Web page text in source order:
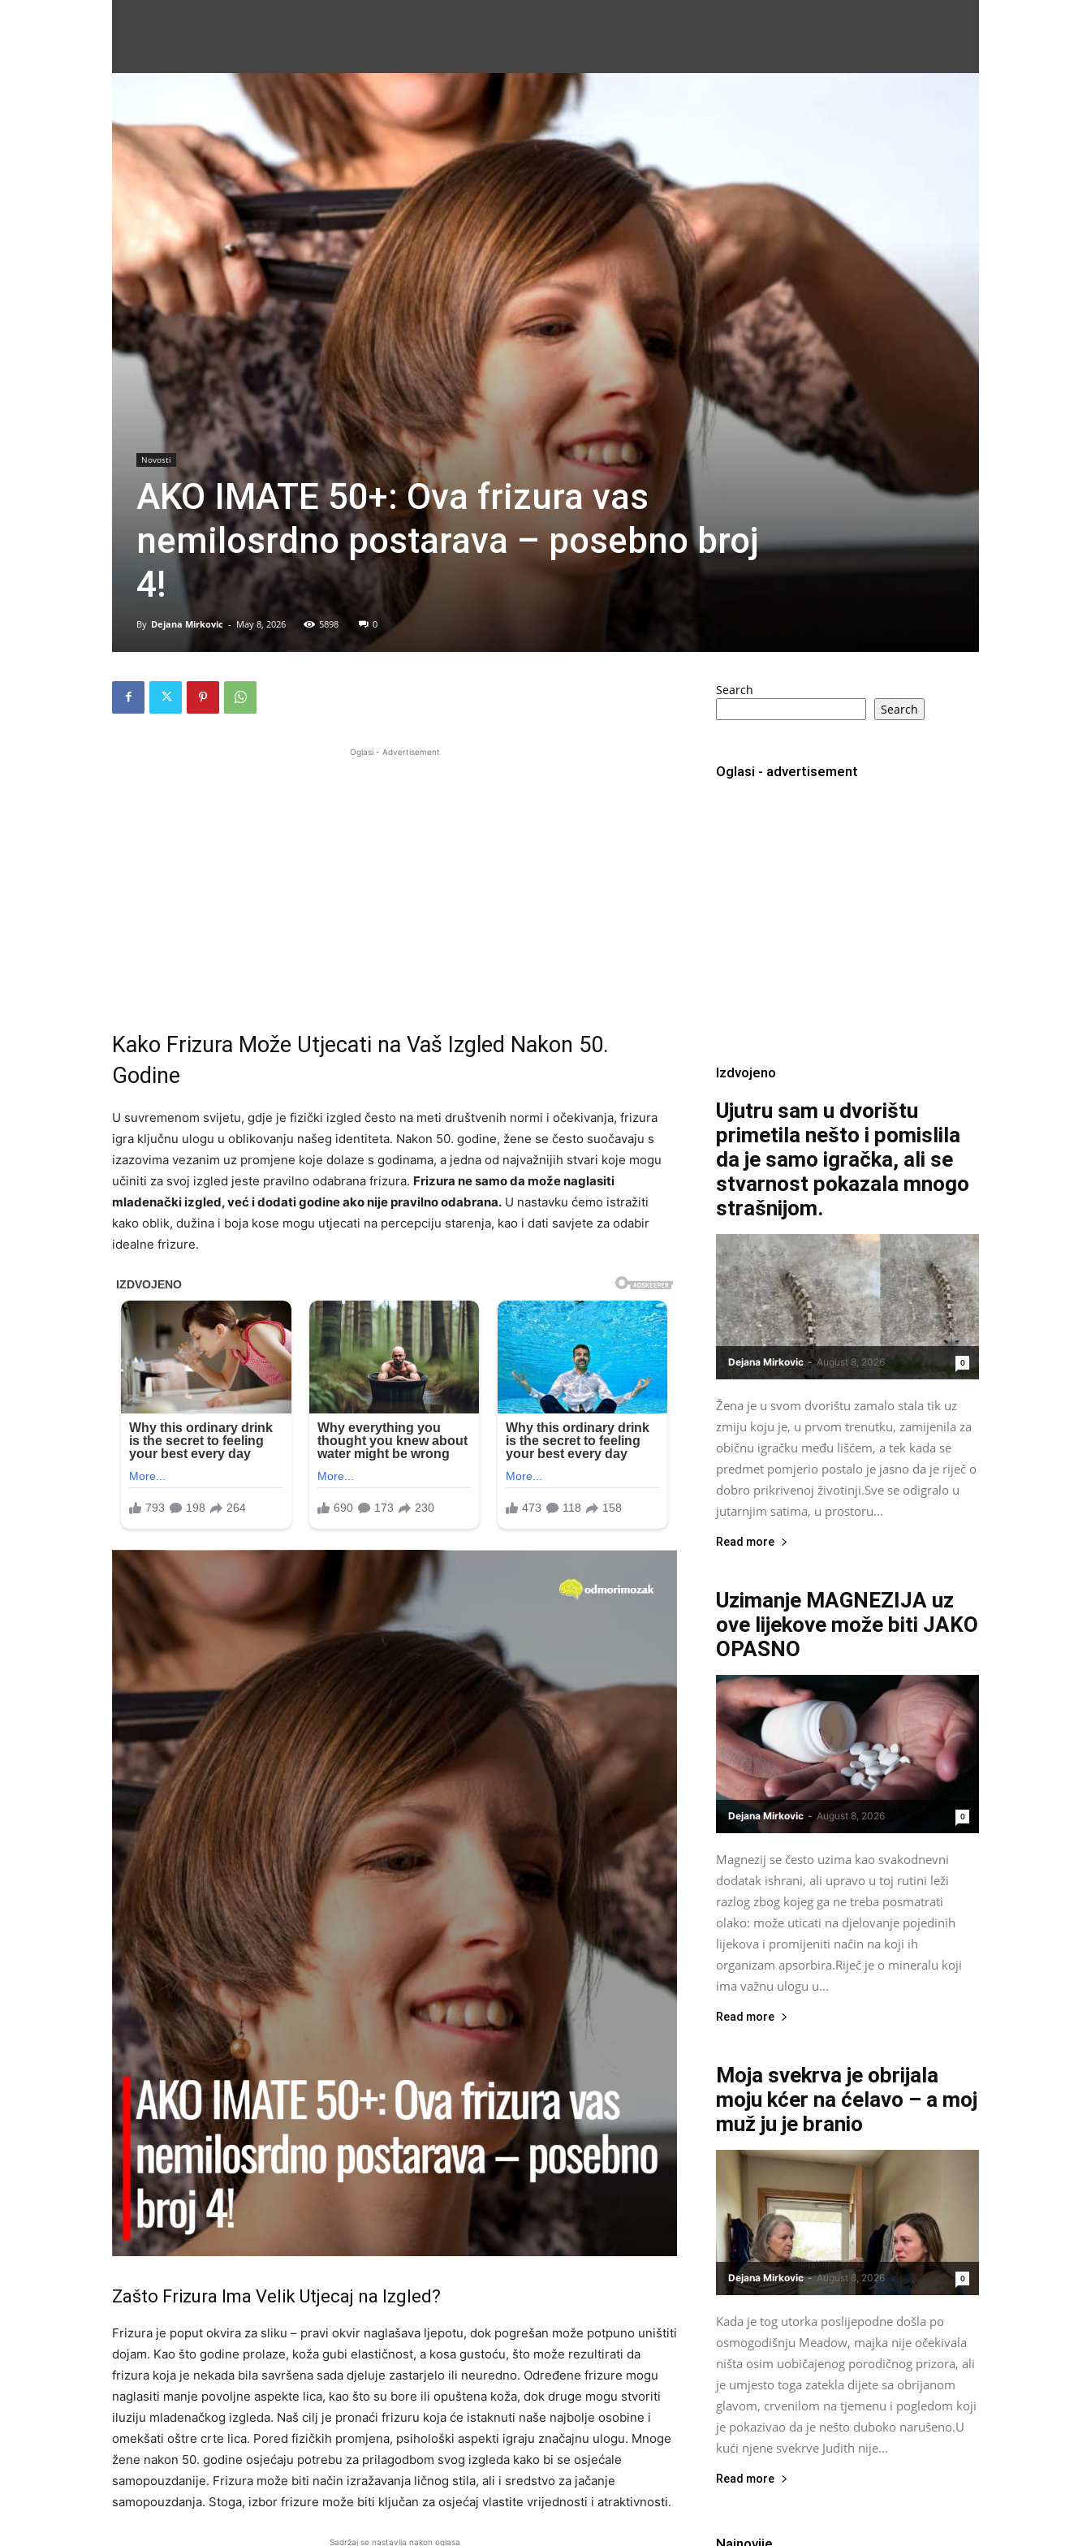
Novosti
AKO IMATE 50+: Ova frizura vas
nemilosrdno postarava – posebno broj
4!
By Dejana Mirkovic - May 8, 2026 5898 0
Oglasi - Advertisement
Kako Frizura Može Utjecati na Vaš Izgled Nakon 50.
Godine
U suvremenom svijetu, gdje je fizički izgled često na meti društvenih normi i očekivanja, frizura
igra ključnu ulogu u oblikovanju našeg identiteta. Nakon 50. godine, žene se često suočavaju s
izazovima vezanim uz promjene koje dolaze s godinama, a jedna od najvažnijih stvari koje mogu
učiniti za svoj izgled jeste pravilno odabrana frizura. Frizura ne samo da može naglasiti
mladenački izgled, već i dodati godine ako nije pravilno odabrana. U nastavku ćemo istražiti
kako oblik, dužina i boja kose mogu utjecati na percepciju starenja, kao i dati savjete za odabir
idealne frizure.
Zašto Frizura Ima Velik Utjecaj na Izgled?
Frizura je poput okvira za sliku – pravi okvir naglašava ljepotu, dok pogrešan može potpuno uništiti
dojam. Kao što godine prolaze, koža gubi elastičnost, a kosa gustoću, što može rezultirati da
frizura koja je nekada bila savršena sada djeluje zastarjelo ili neuredno. Određene frizure mogu
naglasiti manje povoljne aspekte lica, kao što su bore ili opuštena koža, dok druge mogu stvoriti
iluziju mladenačkog izgleda. Naš cilj je pronaći frizuru koja će istaknuti naše najbolje osobine i
omekšati oštre crte lica. Pored fizičkih promjena, psihološki aspekti igraju značajnu ulogu. Mnoge
žene nakon 50. godine osjećaju potrebu za prilagodbom svog izgleda kako bi se osjećale
samopouzdanije. Frizura može biti način izražavanja ličnog stila, ali i sredstvo za jačanje
samopouzdanja. Stoga, izbor frizure može biti ključan za osjećaj vlastite vrijednosti i atraktivnosti.
Sadržaj se nastavlja nakon oglasa
Search
Search
Oglasi - advertisement
Izdvojeno
Ujutru sam u dvorištu
primetila nešto i pomislila
da je samo igračka, ali se
stvarnost pokazala mnogo
strašnijom.
Dejana Mirkovic - August 8, 2026 0
Žena je u svom dvorištu zamalo stala tik uz
zmiju koju je, u prvom trenutku, zamijenila za
običnu igračku među lišćem, a tek kada se
predmet pomjerio postalo je jasno da je riječ o
dobro prikrivenoj životinji.Sve se odigralo u
jutarnjim satima, u prostoru...
Read more
Uzimanje MAGNEZIJA uz
ove lijekove može biti JAKO
OPASNO
Dejana Mirkovic - August 8, 2026 0
Magnezij se često uzima kao svakodnevni
dodatak ishrani, ali upravo u toj rutini leži
razlog zbog kojeg ga ne treba posmatrati
olako: može uticati na djelovanje pojedinih
lijekova i promijeniti način na koji ih
organizam apsorbira.Riječ je o mineralu koji
ima važnu ulogu u...
Read more
Moja svekrva je obrijala
moju kćer na ćelavo – a moj
muž ju je branio
Dejana Mirkovic - August 8, 2026 0
Kada je tog utorka poslijepodne došla po
osmogodišnju Meadow, majka nije očekivala
ništa osim uobičajenog porodičnog prizora, ali
je umjesto toga zatekla dijete sa obrijanom
glavom, crvenilom na tjemenu i pogledom koji
je pokazivao da je nešto duboko narušeno.U
kući njene svekrve Judith nije...
Read more